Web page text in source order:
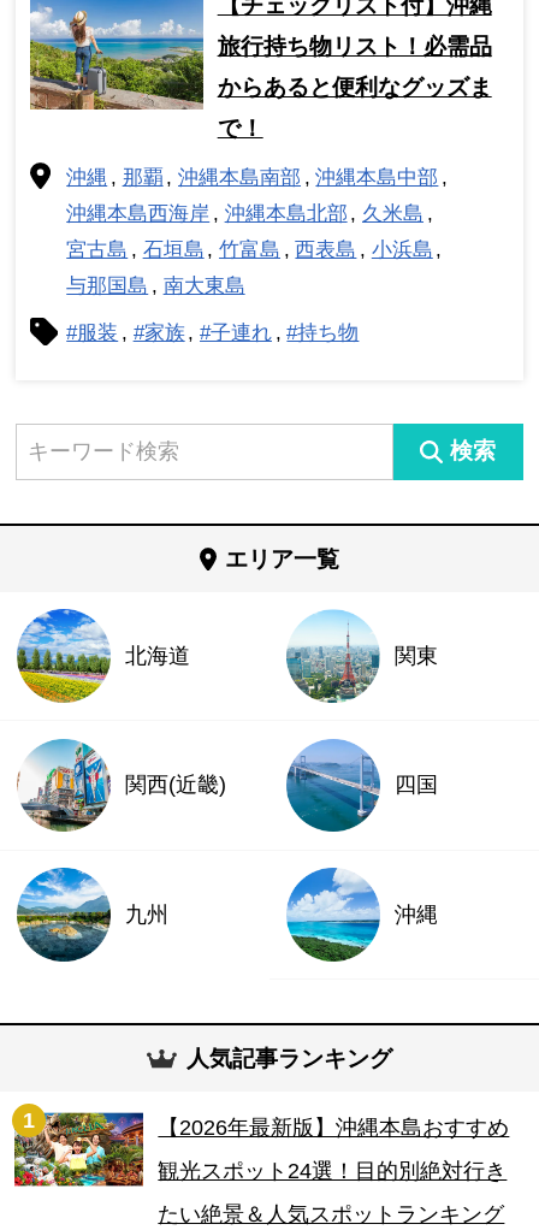
【チェックリスト付】沖縄
旅行持ち物リスト！必需品
からあると便利なグッズま
で！
沖縄 那覇 沖縄本島南部
沖縄本島中部
沖縄本島西海岸
沖縄本島北部
久米島
宮古島
石垣島 竹富島 西表島
小浜島
与那国島
南大東島
#服装 #家族 #子連れ #持ち物
検索
エリア一覧
北海道 関東
関西(近畿) 四国
九州 沖縄
人気記事ランキング
1
【2026年最新版】沖縄本島おすすめ
観光スポット24選！目的別絶対行き
たい絶景＆人気スポットランキング